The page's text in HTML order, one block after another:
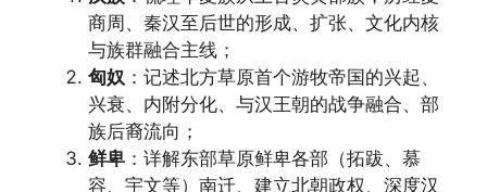
商周、秦汉至后世的形成、扩张、文化内核
与族群融合主线；
匈奴 ：记述北方草原首个游牧帝国的兴起、
兴衰、内附分化、与汉王朝的战争融合、部
族后裔流向；
鲜卑 ：详解东部草原鲜卑各部（拓跋、慕
容、宇文等）南迁、建立北朝政权、深度汉